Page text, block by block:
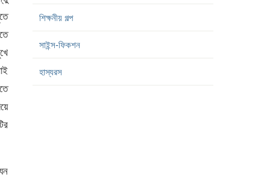
শিক্ষনীয় গল্প
সাইন্স-ফিকশন
হাস্যরস